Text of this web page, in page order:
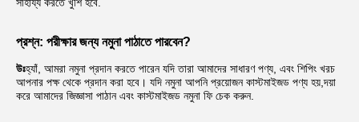
সাহায্য করতে খুশি হবে.
প্রশ্ন: পরীক্ষার জন্য নমুনা পাঠাতে পারবেন?
উঃহ্যাঁ, আমরা নমুনা প্রদান করতে পারেন যদি তারা আমাদের সাধারণ পণ্য, এবং শিপিং খরচ
আপনার পক্ষ থেকে প্রদান করা হবে। যদি নমুনা আপনি প্রয়োজন কাস্টমাইজড পণ্য হয়,দয়া
করে আমাদের জিজ্ঞাসা পাঠান এবং কাস্টমাইজড নমুনা ফি চেক করুন.